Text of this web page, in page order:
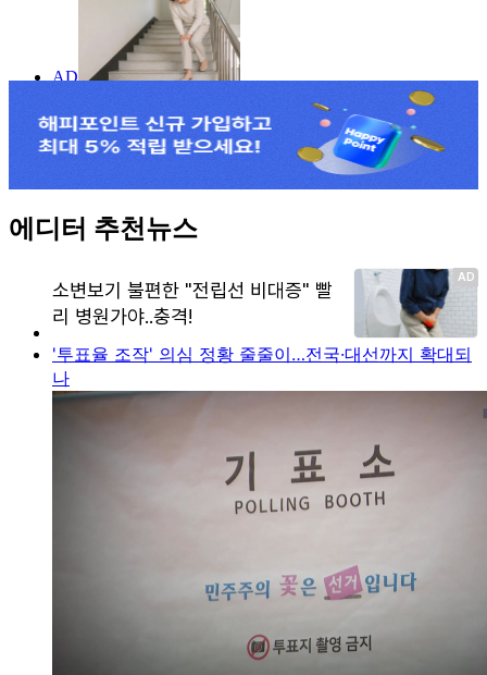
에디터 추천뉴스
'투표율 조작' 의심 정황 줄줄이…전국·대선까지 확대되
나